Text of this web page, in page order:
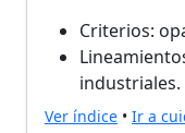
Criterios:
industriales.
Ver índice • Ir a